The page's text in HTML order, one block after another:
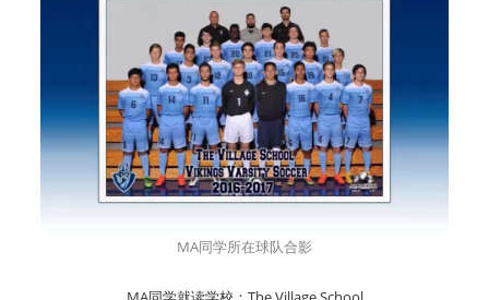
MA同学所在球队合影